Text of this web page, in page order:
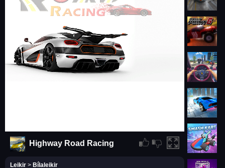
Highway Road Racing
Leikir > Bílaleikir